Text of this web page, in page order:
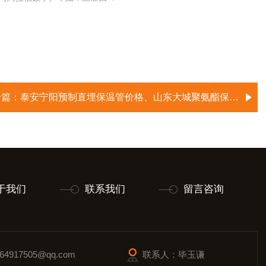
： 泰安宁阳预制直埋保温管价格、山东大城聚氨酯保温管生产厂家
我们 联系我们 留言咨询
联系人：毕玉谦